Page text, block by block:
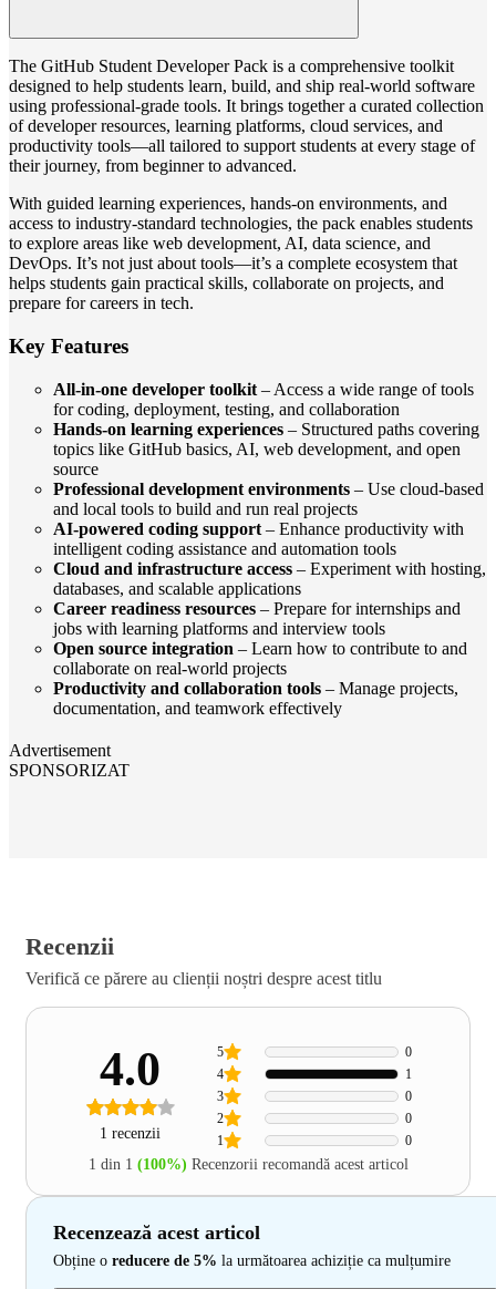
The GitHub Student Developer Pack is a comprehensive toolkit
designed to help students learn, build, and ship real-world software
using professional-grade tools. It brings together a curated collection
of developer resources, learning platforms, cloud services, and
productivity tools—all tailored to support students at every stage of
their journey, from beginner to advanced.
With guided learning experiences, hands-on environments, and
access to industry-standard technologies, the pack enables students
to explore areas like web development, AI, data science, and
DevOps. It’s not just about tools—it’s a complete ecosystem that
helps students gain practical skills, collaborate on projects, and
prepare for careers in tech.
Key Features
All-in-one developer toolkit – Access a wide range of tools
for coding, deployment, testing, and collaboration
Hands-on learning experiences – Structured paths covering
topics like GitHub basics, AI, web development, and open
source
Professional development environments – Use cloud-based
and local tools to build and run real projects
AI-powered coding support – Enhance productivity with
intelligent coding assistance and automation tools
Cloud and infrastructure access – Experiment with hosting,
databases, and scalable applications
Career readiness resources – Prepare for internships and
jobs with learning platforms and interview tools
Open source integration – Learn how to contribute to and
collaborate on real-world projects
Productivity and collaboration tools – Manage projects,
documentation, and teamwork effectively
Advertisement
SPONSORIZAT
Recenzii
Verifică ce părere au clienții noștri despre acest titlu
4.0
1 recenzii 1 0
2 0
3 0
4 1
5 0
1 din 1 (100%) Recenzorii recomandă acest articol
Recenzează acest articol
Obține o reducere de 5% la următoarea achiziție ca mulțumire